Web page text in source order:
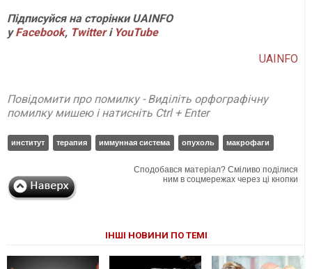
Підписуйся на сторінки UAINFO
уFacebook, Twitterі YouTube
UAINFO
Повідомити про помилку - Виділіть орфографічну
помилку мишею і натисніть Ctrl + Enter
институт терапия иммунная система опухоль макрофаги
Сподобався матеріал? Сміливо поділися
ним в соцмережах через ці кнопки
ІНШІ НОВИНИ ПО ТЕМІ